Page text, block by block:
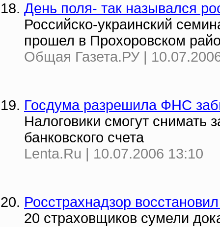
День поля- так назывался
Российско-украинский
прошел в Прохоровском
Общая Газета.РУ |
Госдума разрешила ФНС
Налоговики смогут снимать
банковского счета
Lenta.Ru | 10.07.2006 13:10
Росстрахнадзор
20 страховщиков сумели